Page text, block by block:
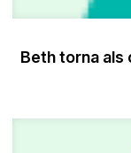
Beth torna als